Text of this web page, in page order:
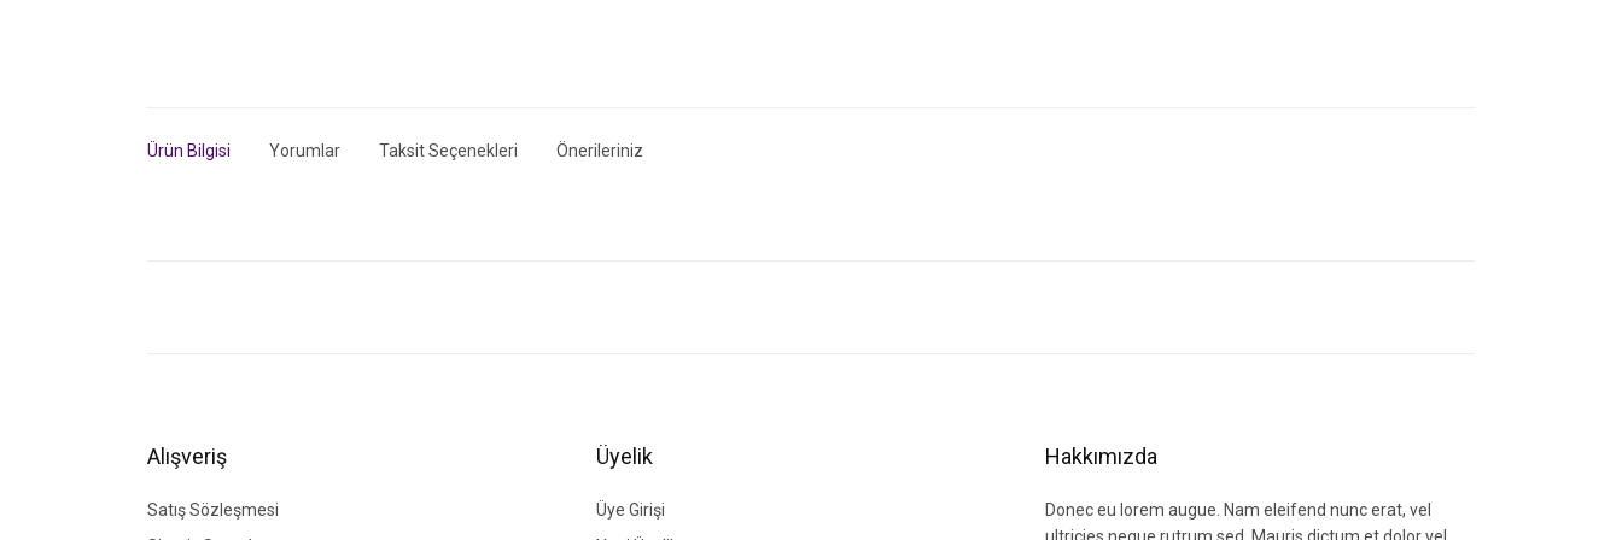
Ürün Bilgisi Yorumlar Taksit Seçenekleri Önerileriniz
Ürün fiyatı diğer sitelerden daha pahalı.
Bu ürüne benzer farklı alternatifler olmalı.
Alışveriş
Satış Sözleşmesi
Üyelik
Üye Girişi
Hakkımızda
Donec eu lorem augue. Nam eleifend nunc erat, vel